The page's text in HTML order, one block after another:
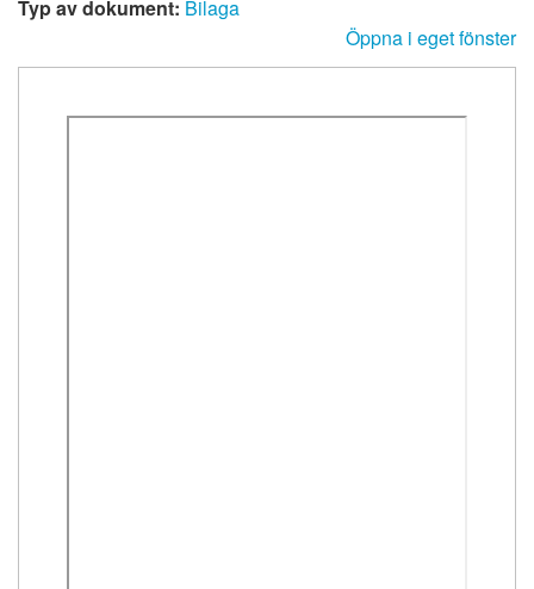
Typ av dokument: Bilaga
Öppna i eget fönster